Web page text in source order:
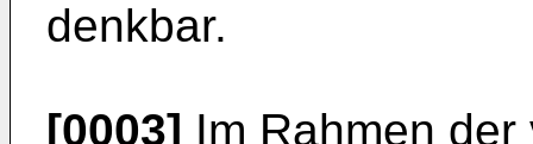
denkbar.
[0003] Im Rahmen